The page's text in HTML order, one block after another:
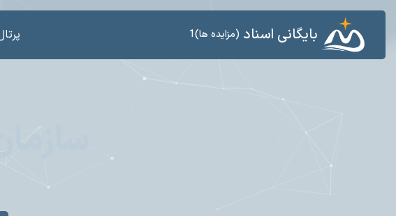
بایگانی اسناد (مزایده ها)1